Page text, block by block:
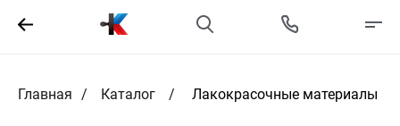
Главная Каталог Лакокрасочные материалы